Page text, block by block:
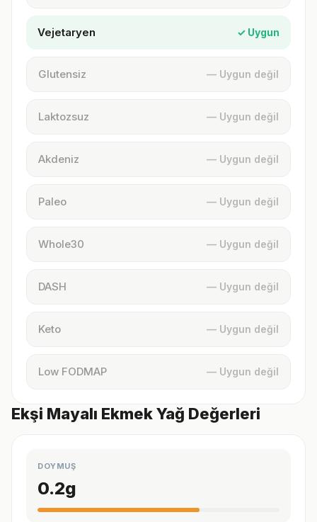
Vejetaryen ✓ Uygun
Glutensiz — Uygun değil
Laktozsuz — Uygun değil
Akdeniz — Uygun değil
Paleo — Uygun değil
Whole30 — Uygun değil
DASH — Uygun değil
Keto — Uygun değil
Low FODMAP — Uygun değil
Ekşi Mayalı Ekmek Yağ Değerleri
DOYMUŞ
0.2g